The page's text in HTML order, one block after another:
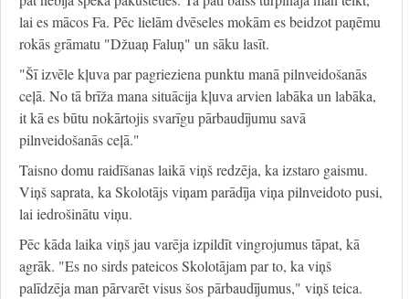
lai es mācos Fa. Pēc lielām dvēseles mokām es beidzot paņēmu
rokās grāmatu "Džuaņ Faluņ" un sāku lasīt.
"Šī izvēle kļuva par pagrieziena punktu manā pilnveidošanās
ceļā. No tā brīža mana situācija kļuva arvien labāka un labāka,
it kā es būtu nokārtojis svarīgu pārbaudījumu savā
pilnveidošanās ceļā."
Taisno domu raidīšanas laikā viņš redzēja, ka izstaro gaismu.
Viņš saprata, ka Skolotājs viņam parādīja viņa pilnveidoto pusi,
lai iedrošinātu viņu.
Pēc kāda laika viņš jau varēja izpildīt vingrojumus tāpat, kā
agrāk. "Es no sirds pateicos Skolotājam par to, ka viņš
palīdzēja man pārvarēt visus šos pārbaudījumus," viņš teica.